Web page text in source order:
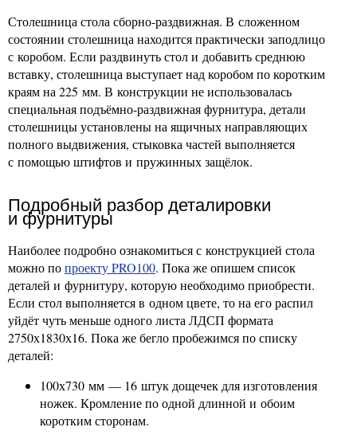
Столешница стола сборно-раздвижная. В сложенном
состоянии столешница находится практически заподлицо
с коробом. Если раздвинуть стол и добавить среднюю
вставку, столешница выступает над коробом по коротким
краям на 225 мм. В конструкции не использовалась
специальная подъёмно-раздвижная фурнитура, детали
столешницы установлены на ящичных направляющих
полного выдвижения, стыковка частей выполняется
с помощью штифтов и пружинных защёлок.
Подробный разбор деталировки
и фурнитуры
Наиболее подробно ознакомиться с конструкцией стола
можно попроекту PRO100. Пока же опишем список
деталей и фурнитуру, которую необходимо приобрести.
Если стол выполняется в одном цвете, то на его распил
уйдёт чуть меньше одного листа ЛДСП формата
2750х1830х16. Пока же бегло пробежимся по списку
деталей:
100х730 мм — 16 штук дощечек для изготовления
ножек. Кромление по одной длинной и обоим
коротким сторонам.